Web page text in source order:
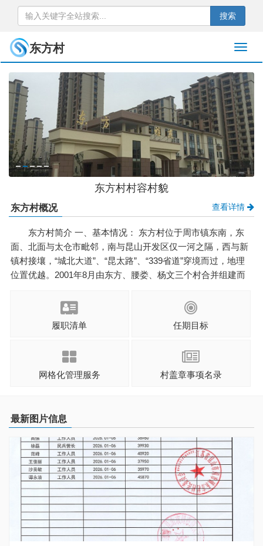
搜索
东方村
东方村村容村貌
东方村概况 查看详情
东方村简介 一、基本情况： 东方村位于周市镇东南，东
面、北面与太仓市毗邻，南与昆山开发区仅一河之隔，西与新
镇村接壤，“城北大道”、“昆太路”、“339省道”穿境而过，地理
位置优越。2001年8月由东方、腰娄、杨文三个村合并组建而
乡，2006年市镇两级出资对振东侨乡的房屋进行修葺，2005年
振东侨乡被 ...
履职清单
任期目标
网格化管理服务 村盖章事项名录
最新图片信息